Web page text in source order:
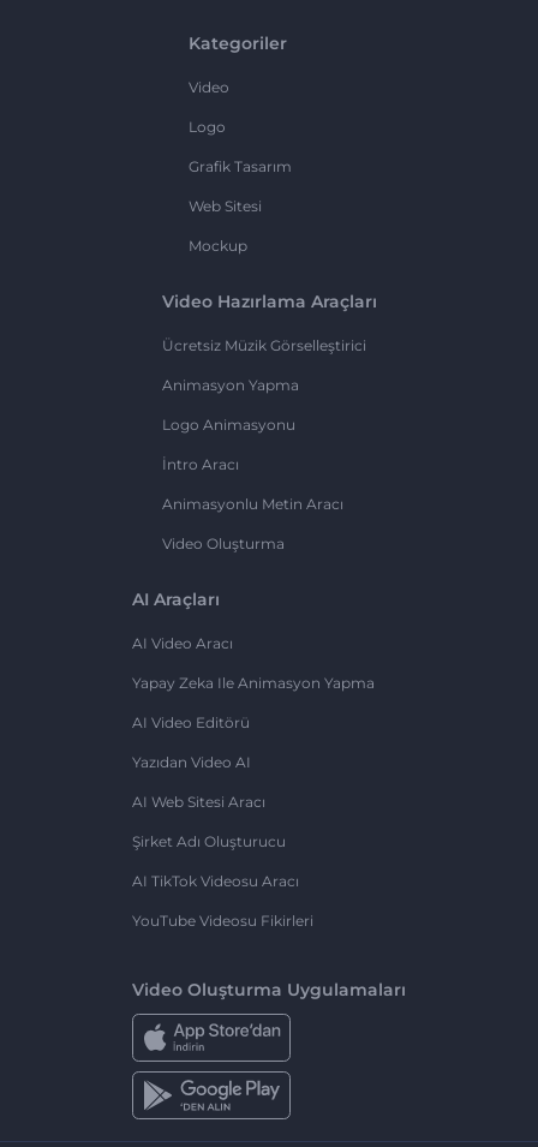
Kategoriler
Video
Logo
Grafik Tasarım
Web Sitesi
Mockup
Video Hazırlama Araçları
Ücretsiz Müzik Görselleştirici
Animasyon Yapma
Logo Animasyonu
İntro Aracı
Animasyonlu Metin Aracı
Video Oluşturma
AI Araçları
AI Video Aracı
Yapay Zeka Ile Animasyon Yapma
AI Video Editörü
Yazıdan Video AI
AI Web Sitesi Aracı
Şirket Adı Oluşturucu
AI TikTok Videosu Aracı
YouTube Videosu Fikirleri
Video Oluşturma Uygulamaları